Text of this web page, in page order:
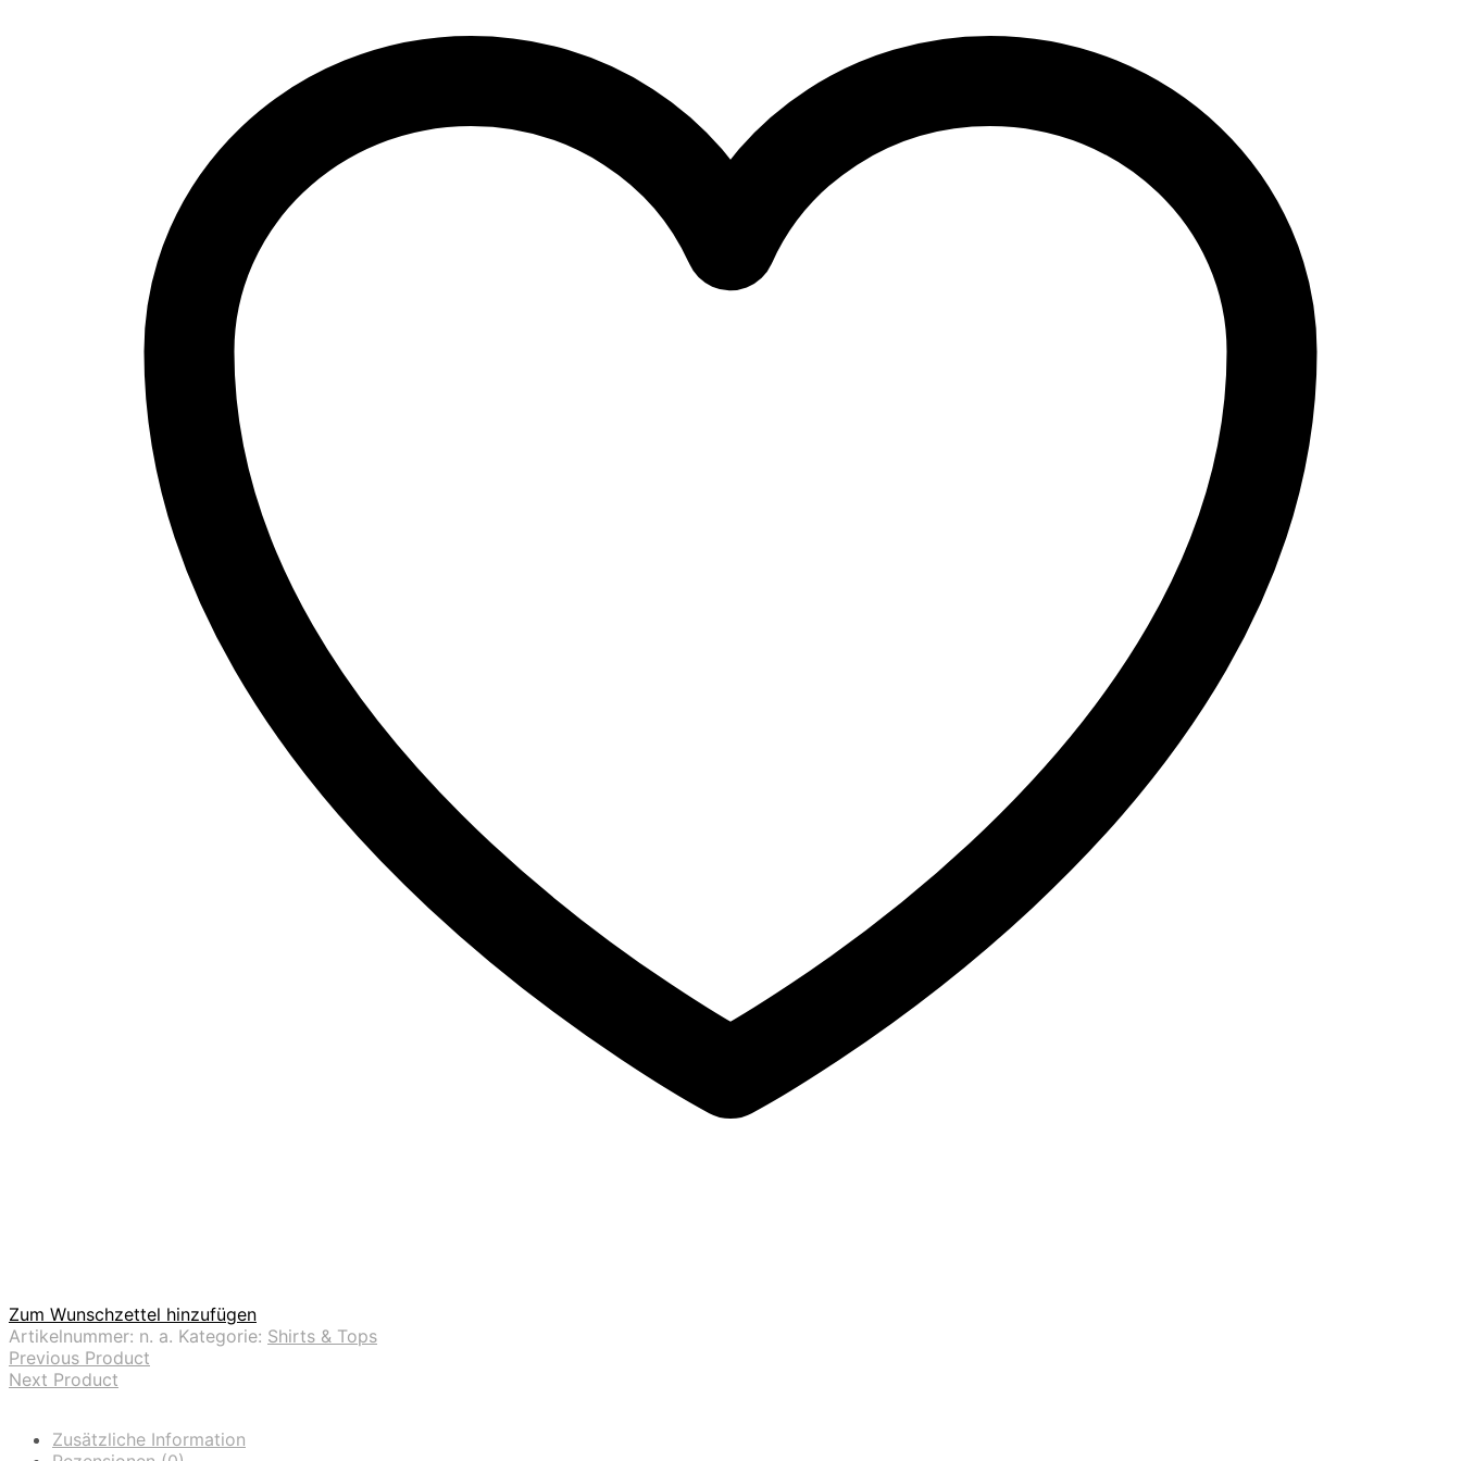
Zum Wunschzettel hinzufügen
Artikelnummer: n. a. Kategorie: Shirts & Tops
Previous Product
Next Product
Zusätzliche Information